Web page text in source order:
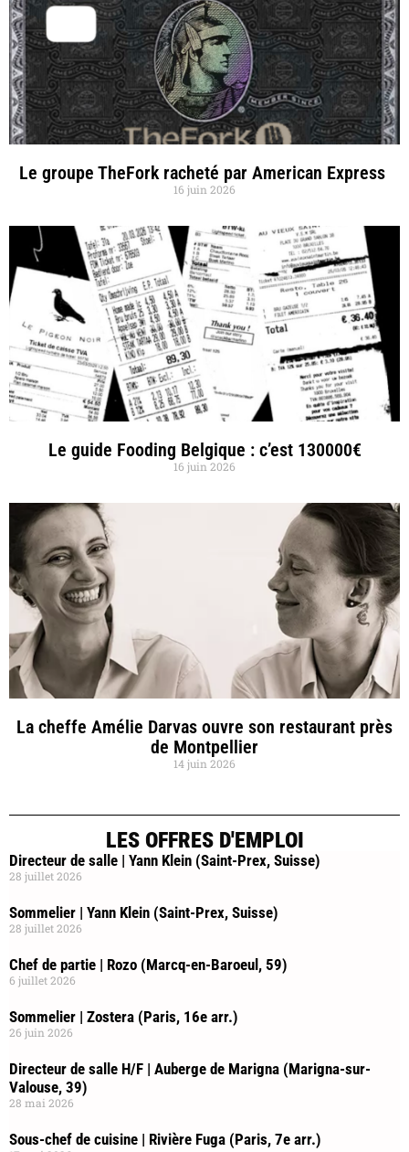
Le groupe TheFork racheté par American Express
16 juin 2026
Le guide Fooding Belgique : c’est 130000€
16 juin 2026
La cheffe Amélie Darvas ouvre son restaurant près
de Montpellier
14 juin 2026
LES OFFRES D'EMPLOI
Directeur de salle | Yann Klein (Saint-Prex, Suisse)
28 juillet 2026
Sommelier | Yann Klein (Saint-Prex, Suisse)
28 juillet 2026
Chef de partie | Rozo (Marcq-en-Baroeul, 59)
6 juillet 2026
Sommelier | Zostera (Paris, 16e arr.)
26 juin 2026
Directeur de salle H/F | Auberge de Marigna (Marigna-sur-
Valouse, 39)
28 mai 2026
Sous-chef de cuisine | Rivière Fuga (Paris, 7e arr.)